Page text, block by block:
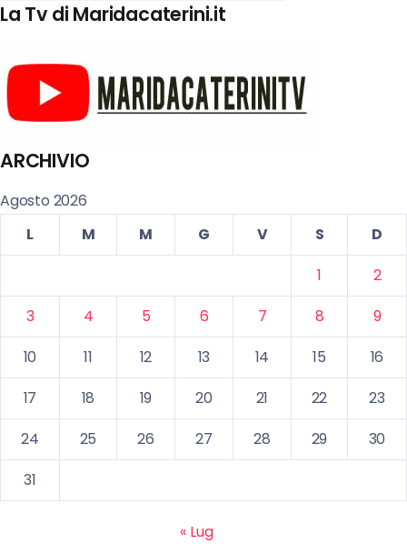
La Tv di Maridacaterini.it
ARCHIVIO
Agosto 2026
L
M M G V S
D
1
2
3
4 5 6 7 8
9
10
11 12 13 14 15
16
17
18 19 20 21 22
23
24
25 26 27 28 29
30
31
« Lug